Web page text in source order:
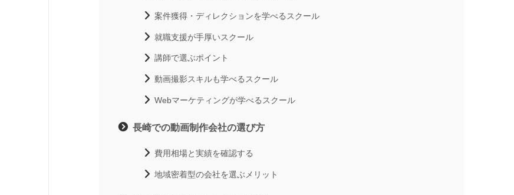
案件獲得・ディレクションを学べるスクール
就職支援が手厚いスクール
講師で選ぶポイント
動画撮影スキルも学べるスクール
Webマーケティングが学べるスクール
長崎での動画制作会社の選び方
費用相場と実績を確認する
地域密着型の会社を選ぶメリット